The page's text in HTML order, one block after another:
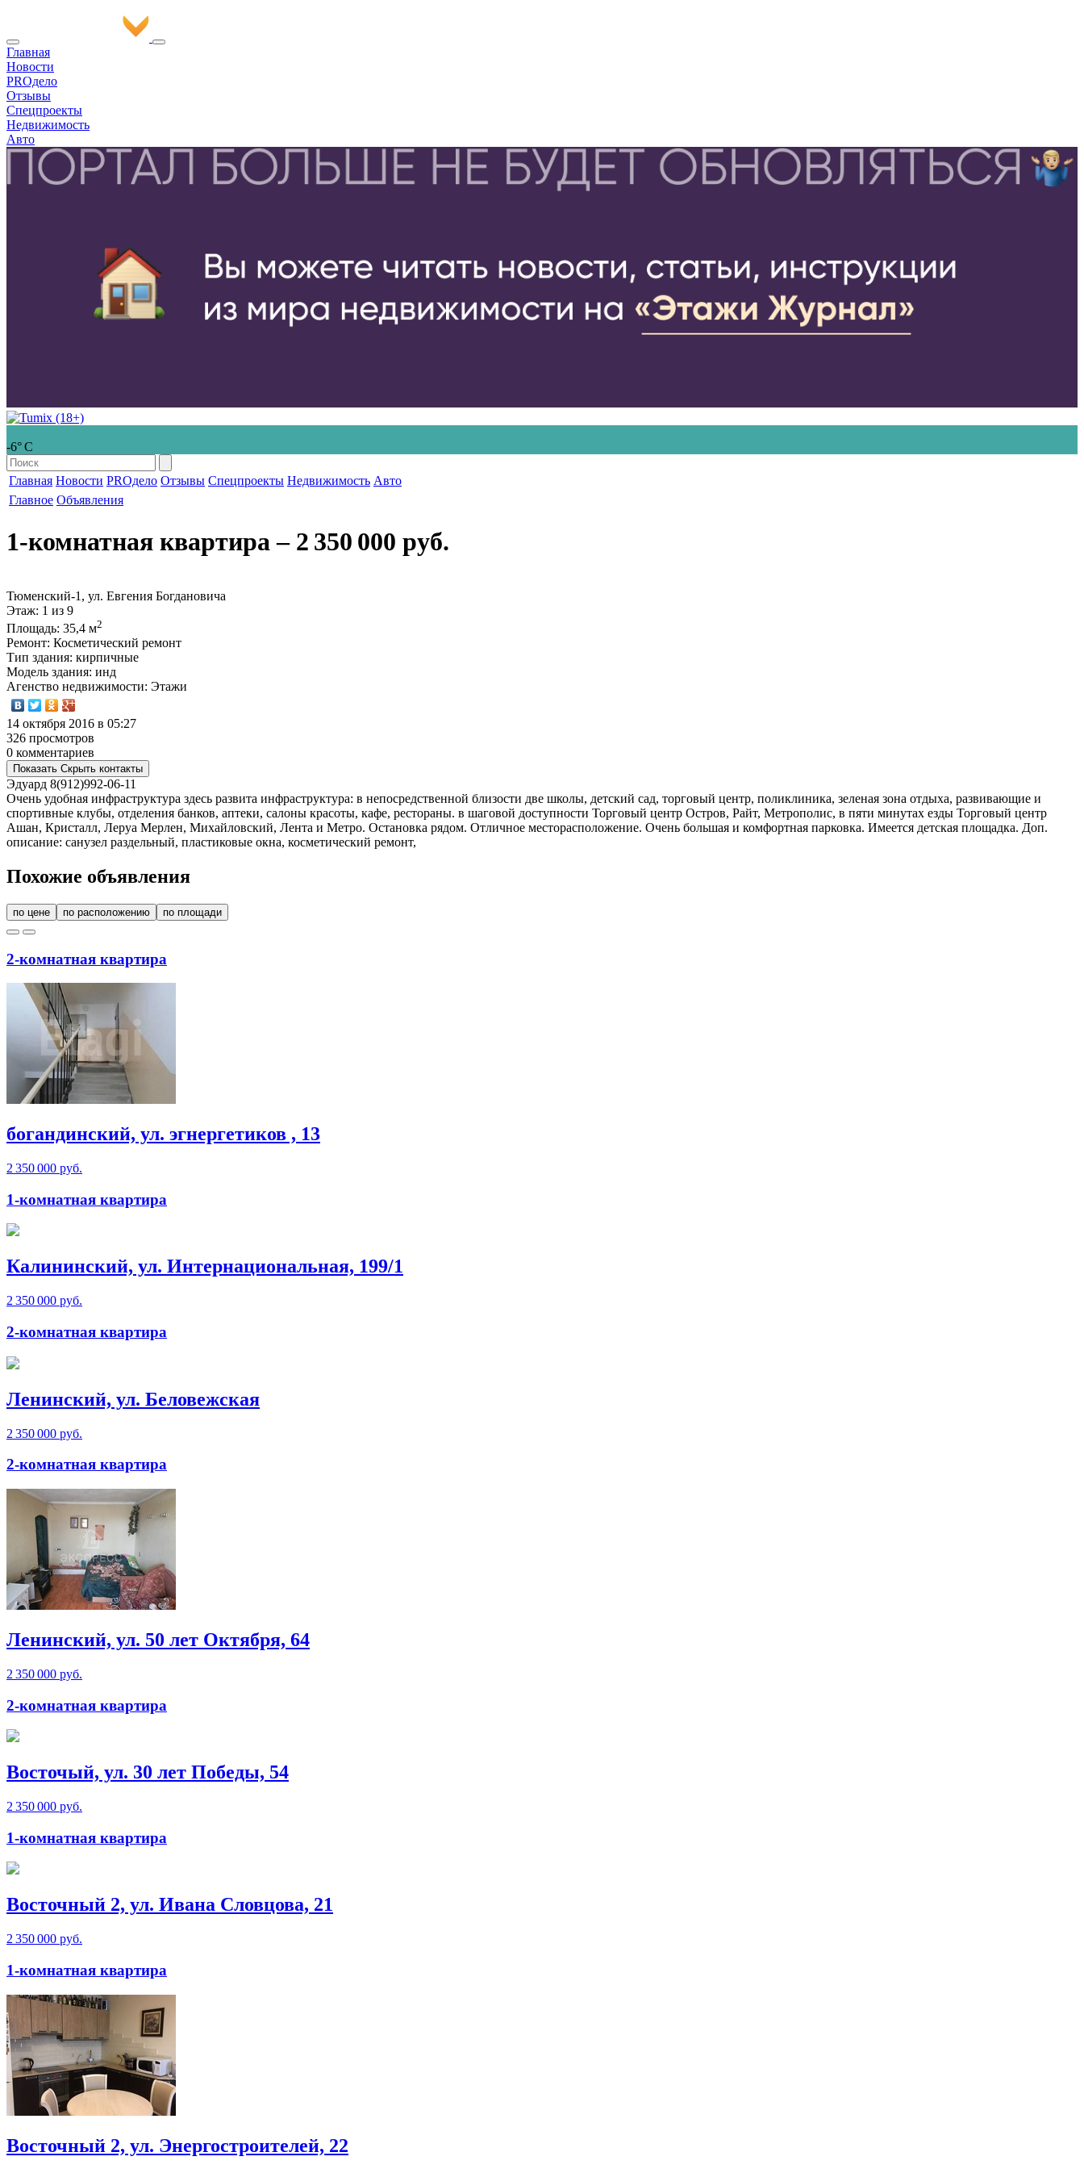
Главная
Новости
PROдело
Отзывы
Спецпроекты
Недвижимость
Авто
-6° С
Главная Новости PROдело Отзывы Спецпроекты Недвижимость Авто
Главное Объявления
1-комнатная квартира‒ 2 350 000 руб.
Тюменский-1, ул. Евгения Богдановича
Этаж: 1 из 9
Площадь: 35,4 м2
Ремонт: Косметический ремонт
Тип здания: кирпичные
Модель здания: инд
Агенство недвижимости: Этажи
14 октября 2016 в 05:27
326 просмотров
0 комментариев
Показать Скрыть контакты
Эдуард 8(912)992-06-11
Очень удобная инфраструктура здесь развита инфраструктура: в непосредственной близости две школы, детский сад, торговый центр, поликлиника, зеленая зона отдыха, развивающие и
спортивные клубы, отделения банков, аптеки, салоны красоты, кафе, рестораны. в шаговой доступности Торговый центр Остров, Райт, Метрополис, в пяти минутах езды Торговый центр
Ашан, Кристалл, Леруа Мерлен, Михайловский, Лента и Метро. Остановка рядом. Отличное месторасположение. Очень большая и комфортная парковка. Имеется детская площадка. Доп.
описание: санузел раздельный, пластиковые окна, косметический ремонт,
Похожие объявления
по цене по расположению по площади
2-комнатная квартира
богандинский, ул. эгнергетиков , 13
2 350 000 руб.
1-комнатная квартира
Калининский, ул. Интернациональная, 199/1
2 350 000 руб.
2-комнатная квартира
Ленинский, ул. Беловежская
2 350 000 руб.
2-комнатная квартира
Ленинский, ул. 50 лет Октября, 64
2 350 000 руб.
2-комнатная квартира
Восточый, ул. 30 лет Победы, 54
2 350 000 руб.
1-комнатная квартира
Восточный 2, ул. Ивана Словцова, 21
2 350 000 руб.
1-комнатная квартира
Восточный 2, ул. Энергостроителей, 22